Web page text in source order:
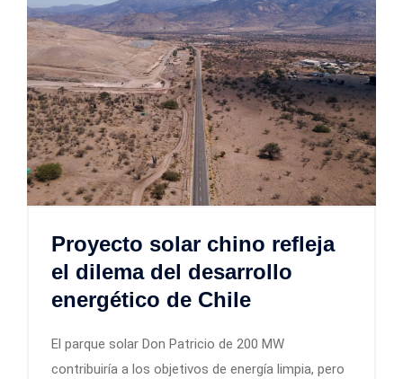
Proyecto solar chino refleja
el dilema del desarrollo
energético de Chile
El parque solar Don Patricio de 200 MW
contribuiría a los objetivos de energía limpia, pero